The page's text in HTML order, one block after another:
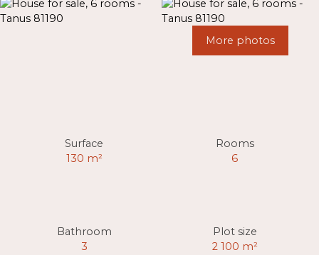
More photos
Surface
130 m²
Rooms
6
Bathroom
3
Plot size
2 100 m²